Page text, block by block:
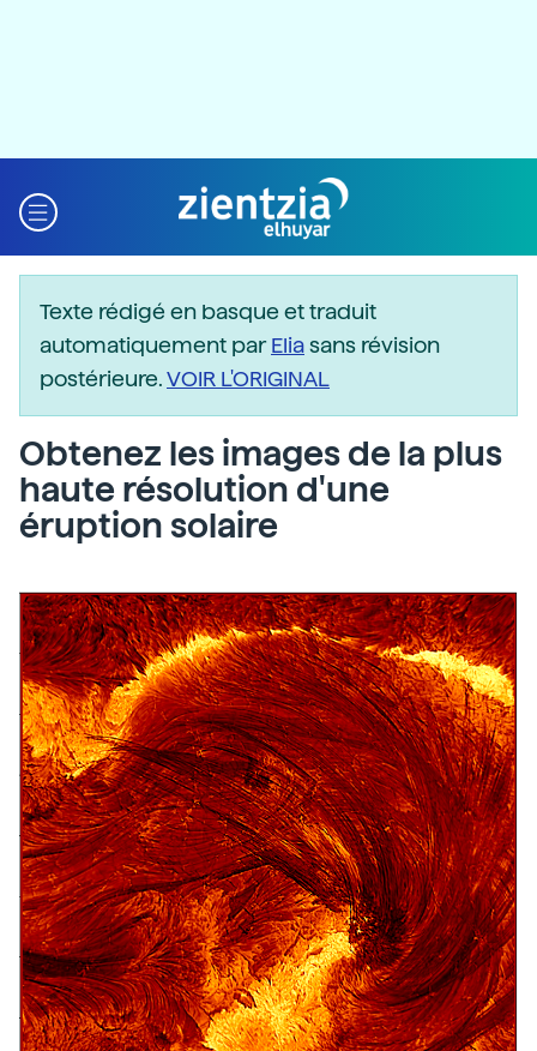
Texte rédigé en basque et traduit
automatiquement parEliasans révision
postérieure.VOIR L'ORIGINAL
Obtenez les images de la plus
haute résolution d'une
éruption solaire